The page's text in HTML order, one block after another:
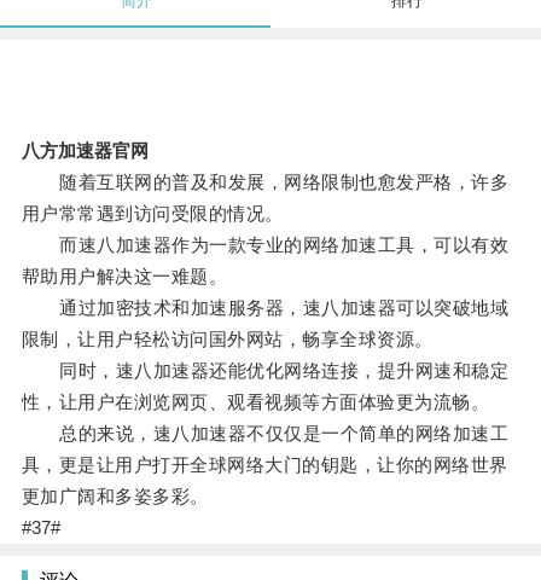
八方加速器官网
随着互联网的普及和发展，网络限制也愈发严格，许多
用户常常遇到访问受限的情况。
而速八加速器作为一款专业的网络加速工具，可以有效
帮助用户解决这一难题。
通过加密技术和加速服务器，速八加速器可以突破地域
限制，让用户轻松访问国外网站，畅享全球资源。
同时，速八加速器还能优化网络连接，提升网速和稳定
性，让用户在浏览网页、观看视频等方面体验更为流畅。
总的来说，速八加速器不仅仅是一个简单的网络加速工
具，更是让用户打开全球网络大门的钥匙，让你的网络世界
更加广阔和多姿多彩。
#37#